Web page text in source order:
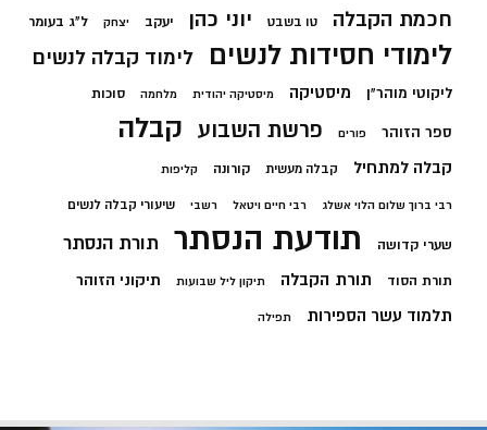
חכמת הקבלה טו בשבט יוני כהן יעקב יצחק ל"ג בעומר
לימודי חסידות לנשים לימוד קבלה לנשים
ליקוטי מוהר"ן מיסטיקה מיסטיקה יהודית מלחמה סוכות
ספר הזוהר פורים פרשת השבוע קבלה
קבלה למתחיל קבלה מעשית קורונה קליפות
רבי ברוך שלום הלוי אשלג רבי חיים ויטאל רשבי שיעורי קבלה לנשים
שערי קדושה תודעת הנסתר תורת הנסתר
תורת הסוד תורת הקבלה תיקון ליל שבועות תיקוני הזוהר
תלמוד עשר הספירות תפילה